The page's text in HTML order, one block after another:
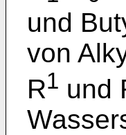
und
von
R1 und